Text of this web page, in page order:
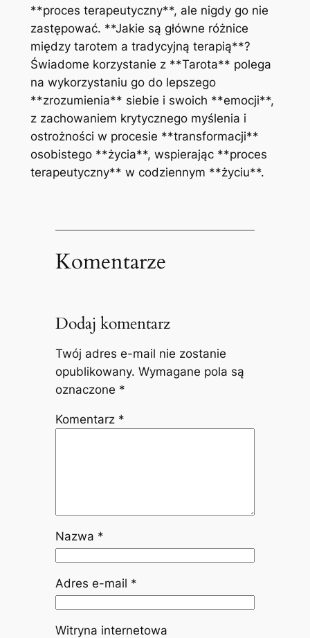
**proces terapeutyczny**, ale nigdy go nie
zastępować. **Jakie są główne różnice
między tarotem a tradycyjną terapią**?
Świadome korzystanie z **Tarota** polega
na wykorzystaniu go do lepszego
**zrozumienia** siebie i swoich **emocji**,
z zachowaniem krytycznego myślenia i
ostrożności w procesie **transformacji**
osobistego **życia**, wspierając **proces
terapeutyczny** w codziennym **życiu**.
Komentarze
Dodaj komentarz
Twój adres e-mail nie zostanie
opublikowany. Wymagane pola są
oznaczone *
Komentarz *
Nazwa *
Adres e-mail *
Witryna internetowa